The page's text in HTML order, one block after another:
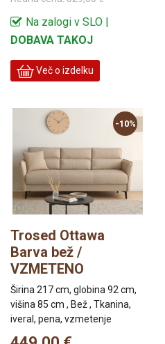
Na zalogi v SLO |
DOBAVA TAKOJ
Več o izdelku
-10%
Trosed Ottawa
Barva bež /
VZMETENO
Širina 217 cm, globina 92 cm,
višina 85 cm , Bež , Tkanina,
iveral, pena, vzmetenje